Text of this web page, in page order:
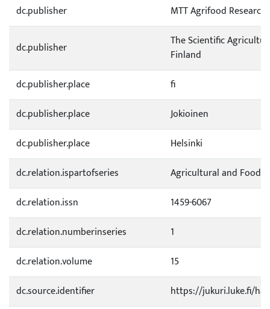
dc.publisher
MTT Agrifood
dc.publisher
The Scientific
Finland
dc.publisher.place
fi
dc.publisher.place
Jokioinen
dc.publisher.place
Helsinki
dc.relation.ispartofseries
Agricultural and Food
dc.relation.issn
1459-6067
dc.relation.numberinseries
1
dc.relation.volume
15
dc.source.identifier
https://jukuri.luke.fi/